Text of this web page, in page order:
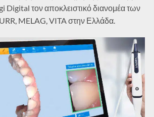
Digital τον αποκλειστικό διανομέα των
MELAG, VITA στην Ελλάδα.